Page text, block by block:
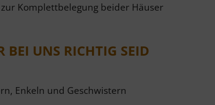
Komplettbelegung beider Häuser
BEI UNS RICHTIG SEID
Enkeln und Geschwistern